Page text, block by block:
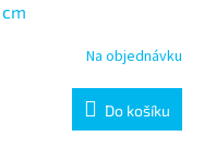
Na objednávku
Do košíku